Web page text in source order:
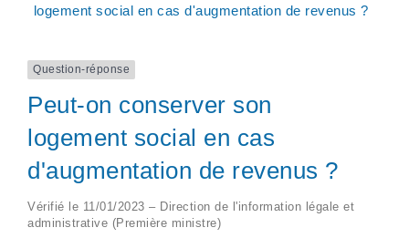
logement social en cas d'augmentation de revenus ?
Question-réponse
Peut-on conserver son
logement social en cas
d'augmentation de revenus ?
Vérifié le 11/01/2023 – Direction de l'information légale et
administrative (Première ministre)